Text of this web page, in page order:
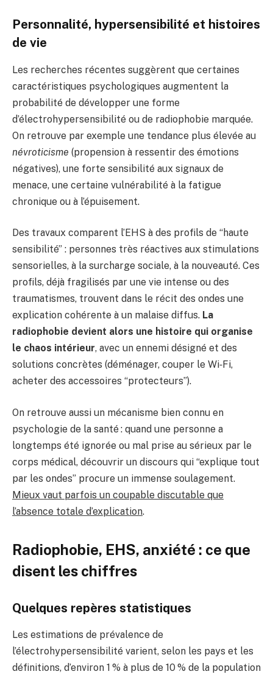
Personnalité, hypersensibilité et histoires
de vie
Les recherches récentes suggèrent que certaines
caractéristiques psychologiques augmentent la
probabilité de développer une forme
d’électrohypersensibilité ou de radiophobie marquée.
On retrouve par exemple une tendance plus élevée au
névroticisme (propension à ressentir des émotions
négatives), une forte sensibilité aux signaux de
menace, une certaine vulnérabilité à la fatigue
chronique ou à l’épuisement.
Des travaux comparent l’EHS à des profils de “haute
sensibilité” : personnes très réactives aux stimulations
sensorielles, à la surcharge sociale, à la nouveauté. Ces
profils, déjà fragilisés par une vie intense ou des
traumatismes, trouvent dans le récit des ondes une
explication cohérente à un malaise diffus. La
radiophobie devient alors une histoire qui organise
le chaos intérieur, avec un ennemi désigné et des
solutions concrètes (déménager, couper le Wi‑Fi,
acheter des accessoires “protecteurs”).
On retrouve aussi un mécanisme bien connu en
psychologie de la santé : quand une personne a
longtemps été ignorée ou mal prise au sérieux par le
corps médical, découvrir un discours qui “explique tout
par les ondes” procure un immense soulagement.
Mieux vaut parfois un coupable discutable que
l’absence totale d’explication.
Radiophobie, EHS, anxiété : ce que
disent les chiffres
Quelques repères statistiques
Les estimations de prévalence de
l’électrohypersensibilité varient, selon les pays et les
définitions, d’environ 1 % à plus de 10 % de la population